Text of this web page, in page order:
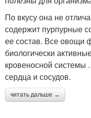
По вкусу она не
содержит пурпурные
ее состав. Все овощи
биологически
кровеносной системы
сердца и сосудов.
читать дальше →